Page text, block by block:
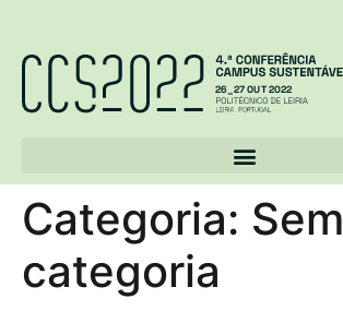
26_27 OUT 2022
Categoria: Sem
categoria